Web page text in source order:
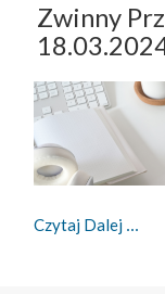
Zwinny
Czytaj Dalej